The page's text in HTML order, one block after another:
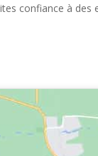
confiance à